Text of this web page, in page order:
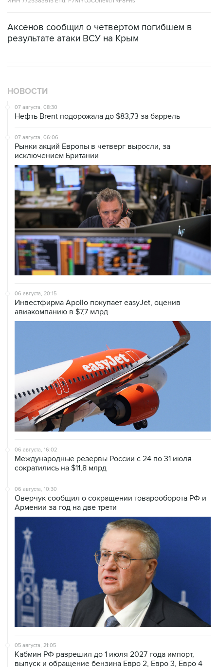
07 августа, 08:30
Нефть Brent подорожала до $83,73 за баррель
07 августа, 06:06
исключением Британии
06 августа, 20:15
авиакомпанию в $7,7 млрд
06 августа, 16:02
сократились на $11,8 млрд
06 августа, 10:30
Армении за год на две трети
05 августа, 21:05
выпуск и обращение бензина Евро 2, Евро 3, Евро 4